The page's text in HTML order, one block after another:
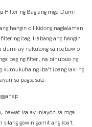
Filter ng Bag ang mga Dumi
hangin o likidong naglalaman
ng bag. Habang ang hangin
dumi ay nakulong sa ibabaw o
bag ng filter, na binubuo ng
kumukuha ng iba't ibang laki ng
sa pagsasala.
bawat isa ay iniayon sa mga
silang gawin gamit ang iba't